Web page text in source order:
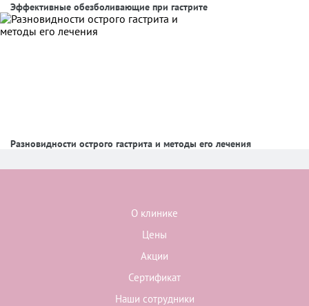
Эффективные обезболивающие при гастрите
Разновидности острого гастрита и методы его лечения
О клинике
Цены
Акции
Сертификат
Наши сотрудники